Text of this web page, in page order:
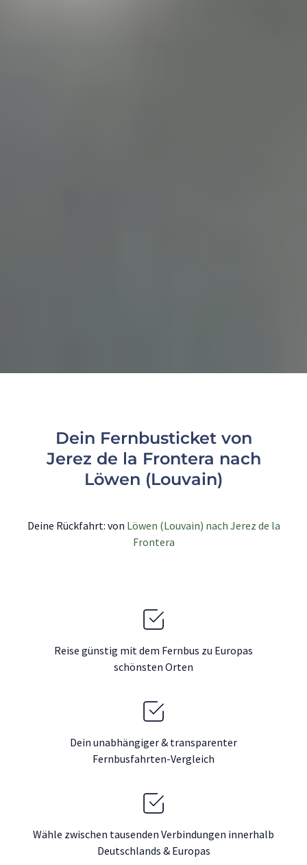
Dein Fernbusticket von
Jerez de la Frontera nach
Löwen (Louvain)
Deine Rückfahrt: von Löwen (Louvain) nach Jerez de la
Frontera
Reise günstig mit dem Fernbus zu Europas
schönsten Orten
Dein unabhängiger & transparenter
Fernbusfahrten-Vergleich
Wähle zwischen tausenden Verbindungen innerhalb
Deutschlands & Europas